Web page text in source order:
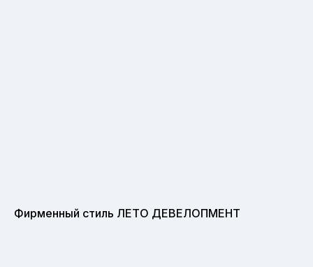
Фирменный стиль ЛЕТО ДЕВЕЛОПМЕНТ